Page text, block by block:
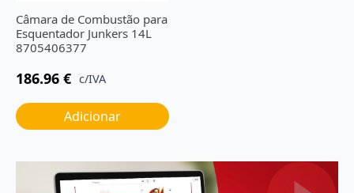
Câmara de Combustão para
Esquentador Junkers 14L
8705406377
186.96 € c/IVA
Adicionar